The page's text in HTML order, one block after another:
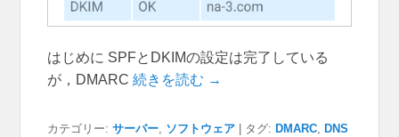
はじめに SPFとDKIMの設定は完了している
が，DMARC続きを読む →
カテゴリー: サーバー, ソフトウェア タグ: DMARC, DNS